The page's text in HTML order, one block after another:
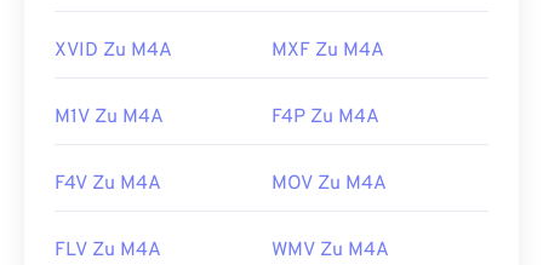
https://www.loc.gov/preservation/digital/formats/fdd/
XVID Zu M4A MXF Zu M4A
M1V Zu M4A F4P Zu M4A
F4V Zu M4A MOV Zu M4A
FLV Zu M4A WMV Zu M4A